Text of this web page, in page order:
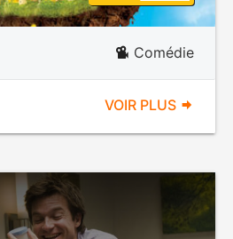
Comédie
VOIR PLUS